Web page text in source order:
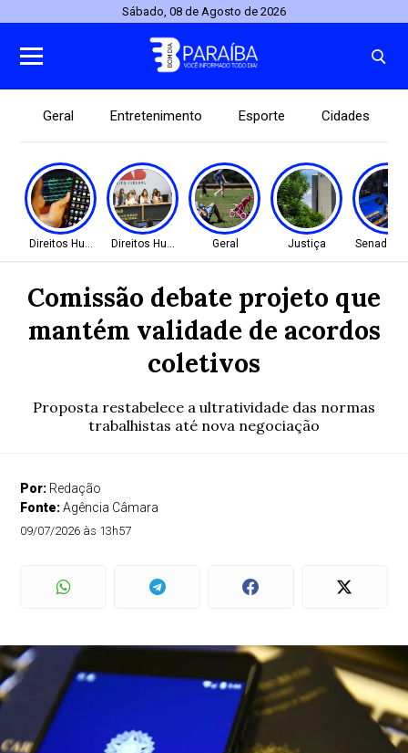
Sábado, 08 de Agosto de 2026
Geral Entretenimento Esporte Cidades
Direitos HumanosDireitos Humanos Geral Justiça Senado
Comissão debate projeto que
mantém validade de acordos
coletivos
Proposta restabelece a ultratividade das normas
trabalhistas até nova negociação
Por: Redação
Fonte:Agência Câmara
09/07/2026 às 13h57